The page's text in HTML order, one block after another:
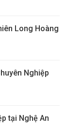
Long Hoàng
Nghiệp
tại Nghệ An